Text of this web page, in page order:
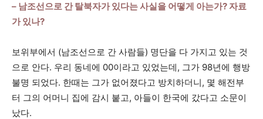
– 남조선으로 간 탈북자가 있다는 사실을 어떻게 아는가? 자료
가 있나?
보위부에서 (남조선으로 간 사람들) 명단을 다 가지고 있는 것
으로 안다. 우리 동네에 00이라고 있었는데, 그가 98년에 행방
불명 되었다. 한때는 그가 없어졌다고 방치하더니, 몇 해전부
터 그의 어머니 집에 감시 붙고, 아들이 한국에 갔다고 소문이
났다.